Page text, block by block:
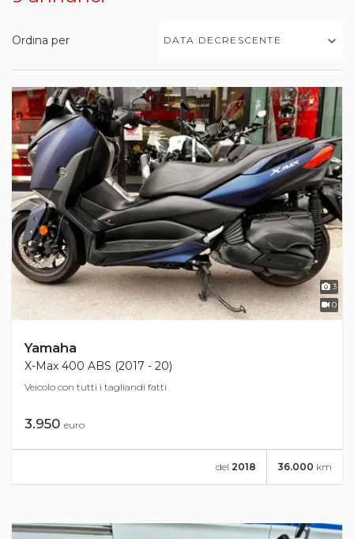
Ordina per DATA DECRESCENTE
3
0
Yamaha
X-Max 400 ABS (2017 - 20)
Veicolo con tutti i tagliandi fatti
3.950 euro
36.000 km
del 2018